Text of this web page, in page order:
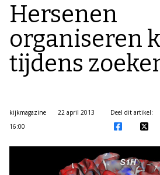
Hersenen
organiseren
tijdens
kijkmagazine
22 april 2013
16:00
Deel dit artikel: